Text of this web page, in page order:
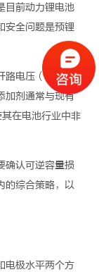
目前动力锂电池
安全问题是预锂
路电压（ > 1 V）
加剂通常与现有
在电池行业中非
确认可逆容量损
的综合策略，以
电极水平两个方